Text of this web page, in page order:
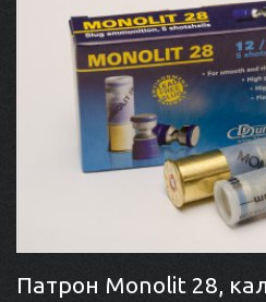
Патрон Monolit 28,